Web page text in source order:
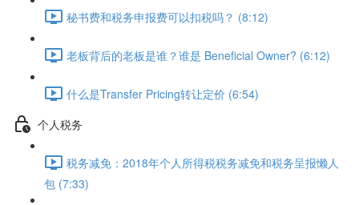
秘书费和税务申报费可以扣税吗？ (8:12)
老板背后的老板是谁？谁是 Beneficial Owner? (6:12)
什么是Transfer Pricing转让定价 (6:54)
个人税务
税务减免：2018年个人所得税税务减免和税务呈报懒人
包 (7:33)